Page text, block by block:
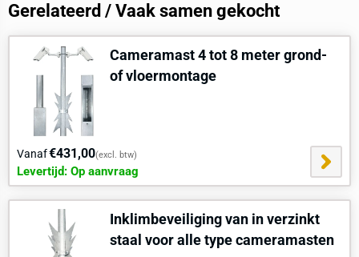
Gerelateerd / Vaak samen gekocht
Cameramast 4 tot 8 meter grond-
of vloermontage
Vanaf€431,00(excl. btw)
Levertijd: Op aanvraag
Inklimbeveiliging van in verzinkt
staal voor alle type cameramasten